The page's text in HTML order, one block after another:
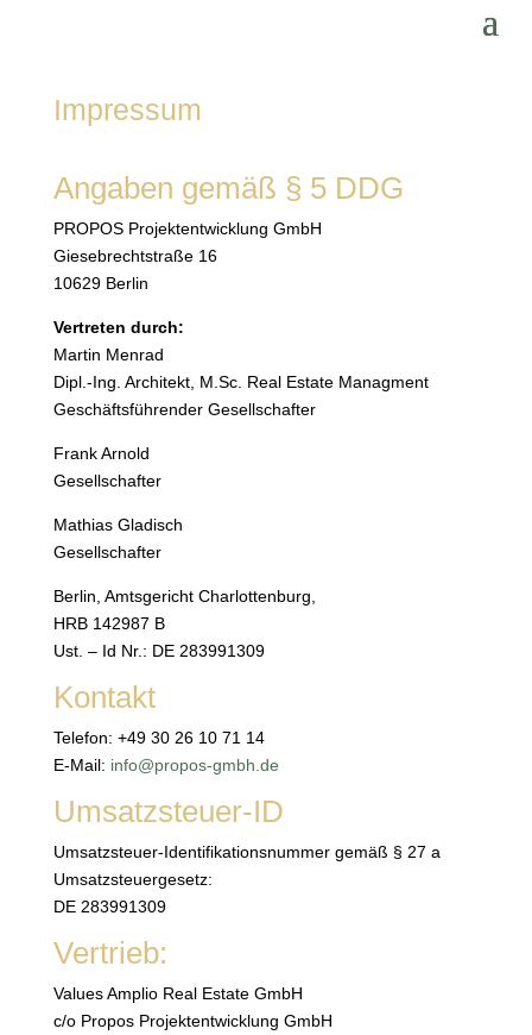
Impressum
Angaben gemäß § 5 DDG
PROPOS Projektentwicklung GmbH
Giesebrechtstraße 16
10629 Berlin
Vertreten durch:
Martin Menrad
Dipl.-Ing. Architekt, M.Sc. Real Estate Managment
Geschäftsführender Gesellschafter
Frank Arnold
Gesellschafter
Mathias Gladisch
Gesellschafter
Berlin, Amtsgericht Charlottenburg,
HRB 142987 B
Ust. – Id Nr.: DE 283991309
Kontakt
Telefon: +49 30 26 10 71 14
E-Mail: info@propos-gmbh.de
Umsatzsteuer-ID
Umsatzsteuer-Identifikationsnummer gemäß § 27 a
Umsatzsteuergesetz:
DE 283991309
Vertrieb:
Values Amplio Real Estate GmbH
c/o Propos Projektentwicklung GmbH